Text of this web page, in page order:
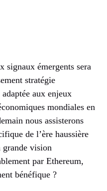
signaux émergents sera
stratégie
aux enjeux
mondiales en
nous assisterons
de l’ère haussière
vision
par Ethereum,
bénéfique ?